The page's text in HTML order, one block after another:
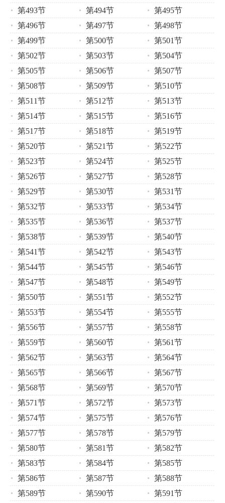
第493节
第494节
第495节
第496节
第497节
第498节
第499节
第500节
第501节
第502节
第503节
第504节
第505节
第506节
第507节
第508节
第509节
第510节
第511节
第512节
第513节
第514节
第515节
第516节
第517节
第518节
第519节
第520节
第521节
第522节
第523节
第524节
第525节
第526节
第527节
第528节
第529节
第530节
第531节
第532节
第533节
第534节
第535节
第536节
第537节
第538节
第539节
第540节
第541节
第542节
第543节
第544节
第545节
第546节
第547节
第548节
第549节
第550节
第551节
第552节
第553节
第554节
第555节
第556节
第557节
第558节
第559节
第560节
第561节
第562节
第563节
第564节
第565节
第566节
第567节
第568节
第569节
第570节
第571节
第572节
第573节
第574节
第575节
第576节
第577节
第578节
第579节
第580节
第581节
第582节
第583节
第584节
第585节
第586节
第587节
第588节
第589节
第590节
第591节